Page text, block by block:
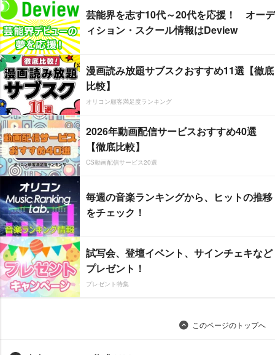
芸能界を志す10代～20代を応援！ オーデ
ィション・スクール情報はDeview
漫画読み放題サブスクおすすめ11選【徹底
比較】
オリコン顧客満足度ランキング
2026年動画配信サービスおすすめ40選
【徹底比較】
CS動画配信サービス20選
毎週の音楽ランキングから、ヒットの推移
をチェック！
試写会、登壇イベント、サインチェキなど
プレゼント！
プレゼント特集
このページのトップへ